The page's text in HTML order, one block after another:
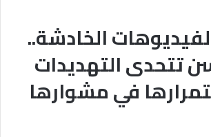
الخادشة..
تتحدى التهديدات
في مشوارها